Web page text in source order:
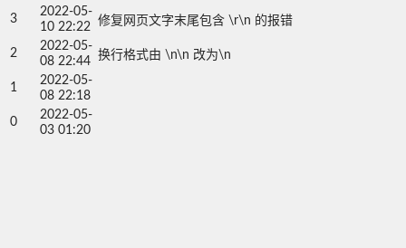
3
2022-05-
10 22:22 修复网页文字末尾包含 \r\n 的报错
2
2022-05-
08 22:44 换行格式由 \n\n 改为\n
1
2022-05-
08 22:18
0
2022-05-
03 01:20